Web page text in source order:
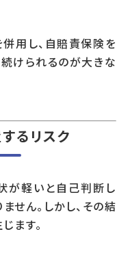
用し、自賠責保険を
けられるのが大きな
るリスク
が軽いと自己判断し
せん。しかし、その結
ます。